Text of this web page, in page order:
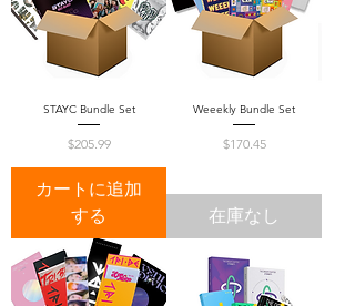
STAYC Bundle Set
価格
$205.99
カートに追加
する
Weeekly Bundle Set
価格
$170.45
在庫なし